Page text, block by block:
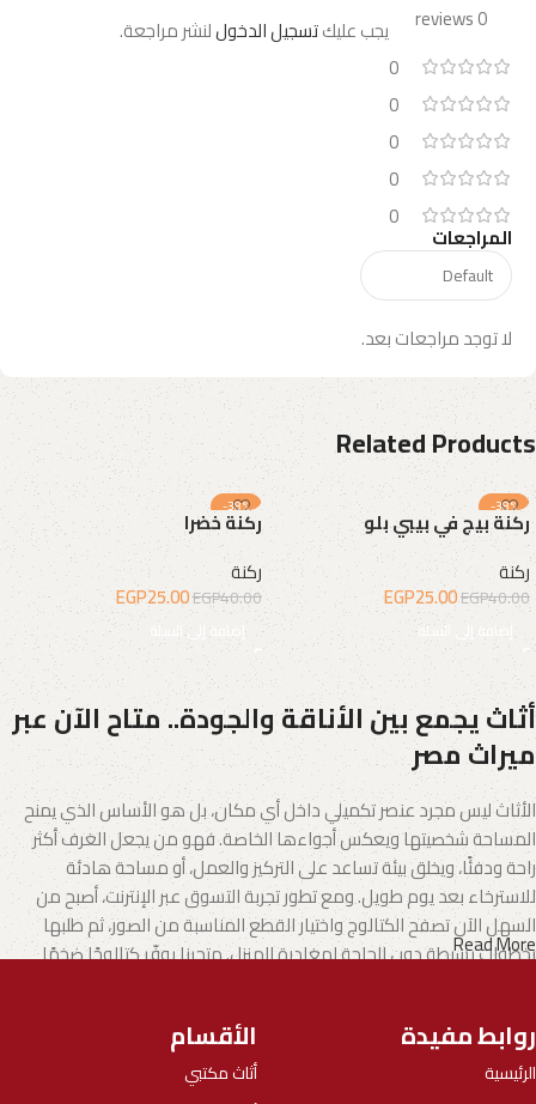
0 reviews
0
0
0
0
0
المراجعات
لا توجد مراجعات بعد.
يجب عليكتسجيل الدخوللنشر مراجعة.
Related Products
-38%
ركنة بيج في بيبي بلو
ركنة
EGP40.00
EGP25.00
إضافة إلى السلة
-38%
ركنة خضرا
ركنة
EGP40.00
EGP25.00
إضافة إلى السلة
أثاث يجمع بين الأناقة والجودة.. متاح الآن عبر
ميراث مصر
الأثاث ليس مجرد عنصر تكميلي داخل أي مكان، بل هو الأساس الذي يمنح
المساحة شخصيتها ويعكس أجواءها الخاصة. فهو من يجعل الغرف أكثر
راحة ودفئًا، ويخلق بيئة تساعد على التركيز والعمل، أو مساحة هادئة
للاسترخاء بعد يوم طويل. ومع تطور تجربة التسوق عبر الإنترنت، أصبح من
السهل الآن تصفح الكتالوج واختيار القطع المناسبة من الصور، ثم طلبها
بخطوات بسيطة دون الحاجة لمغادرة المنزل. متجرنا يوفّر كتالوجًا ضخمًا
الأثاث.. فن يجمع بين الإبداع والجودة
Read More
روابط مفيدة
الرئيسية
الأقسام
أثاث مكتبي